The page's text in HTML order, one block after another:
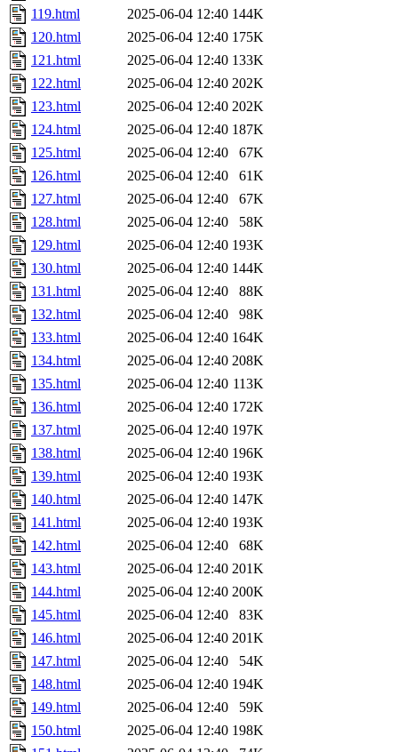
119.html
2025-06-04 12:40 144K
120.html
2025-06-04 12:40 175K
121.html
2025-06-04 12:40 133K
122.html
2025-06-04 12:40 202K
123.html
2025-06-04 12:40 202K
124.html
2025-06-04 12:40 187K
125.html
2025-06-04 12:40
67K
126.html
2025-06-04 12:40
61K
127.html
2025-06-04 12:40
67K
128.html
2025-06-04 12:40
58K
129.html
2025-06-04 12:40 193K
130.html
2025-06-04 12:40 144K
131.html
2025-06-04 12:40
88K
132.html
2025-06-04 12:40
98K
133.html
2025-06-04 12:40 164K
134.html
2025-06-04 12:40 208K
135.html
2025-06-04 12:40 113K
136.html
2025-06-04 12:40 172K
137.html
2025-06-04 12:40 197K
138.html
2025-06-04 12:40 196K
139.html
2025-06-04 12:40 193K
140.html
2025-06-04 12:40 147K
141.html
2025-06-04 12:40 193K
142.html
2025-06-04 12:40
68K
143.html
2025-06-04 12:40 201K
144.html
2025-06-04 12:40 200K
145.html
2025-06-04 12:40
83K
146.html
2025-06-04 12:40 201K
147.html
2025-06-04 12:40
54K
148.html
2025-06-04 12:40 194K
149.html
2025-06-04 12:40
59K
150.html
2025-06-04 12:40 198K